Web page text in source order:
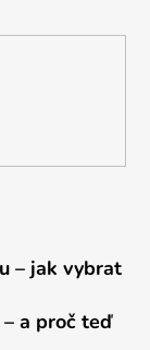
– jak vybrat
a proč teď